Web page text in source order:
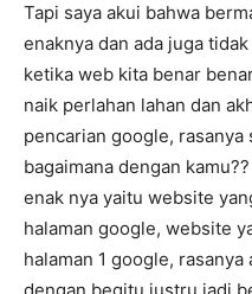
Tapi saya akui bahwa
enaknya dan ada juga
ketika web kita benar
naik perlahan lahan dan
pencarian google, rasanya
bagaimana dengan
enak nya yaitu website
halaman google, website
halaman 1 google,